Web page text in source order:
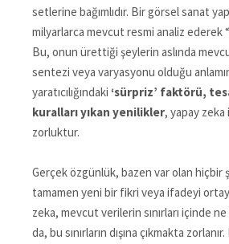
setlerine bağımlıdır. Bir görsel sanat
milyarlarca mevcut resmi analiz ederek
Bu, onun ürettiği şeylerin aslında
sentezi veya varyasyonu olduğu
yaratıcılığındaki ‘sürpriz’ faktörü,
kuralları yıkan yenilikler, yapay
zorluktur.
Gerçek özgünlük, bazen var olan hiçbir
tamamen yeni bir fikri veya ifadeyi
zeka, mevcut verilerin sınırları içinde ne
da, bu sınırların dışına çıkmakta